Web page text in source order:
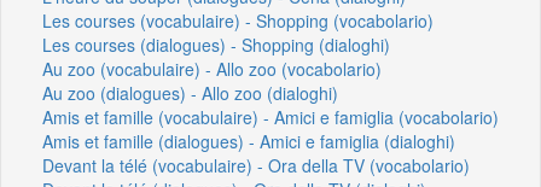
Les courses (vocabulaire) - Shopping (vocabolario)
Les courses (dialogues) - Shopping (dialoghi)
Au zoo (vocabulaire) - Allo zoo (vocabolario)
Au zoo (dialogues) - Allo zoo (dialoghi)
Amis et famille (vocabulaire) - Amici e famiglia (vocabolario)
Amis et famille (dialogues) - Amici e famiglia (dialoghi)
Devant la télé (vocabulaire) - Ora della TV (vocabolario)